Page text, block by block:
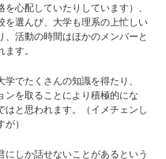
を心配していたりしています）、
を選んび、大学も理系の上忙しい
、活動の時間はほかのメンバーと
す。
でたくさんの知識を得たり、
ンを取ることにより積極的にな
はと思われます。（イメチェンし
）
しか話せないことがあるという